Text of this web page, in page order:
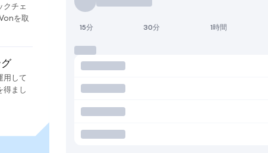
クチェ
を取
用して
得まし
15分 30分 1時間